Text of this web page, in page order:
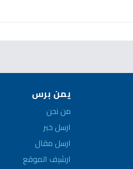
يمن برس
من نحن
ارسل خبر
ارسل مقال
ارشيف الموقع